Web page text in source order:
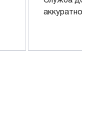
аккуратно